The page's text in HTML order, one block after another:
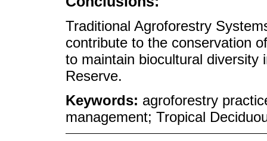
Traditional Agroforestry
contribute to the conservation
to maintain biocultural diversity
Reserve.
Keywords: agroforestry
management; Tropical